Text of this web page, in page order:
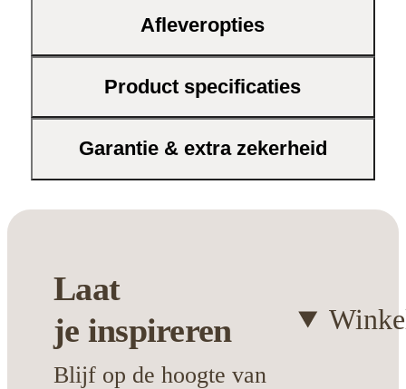
Afleveropties
Product specificaties
Garantie & extra zekerheid
Laat
je inspireren
Blijf op de hoogte van